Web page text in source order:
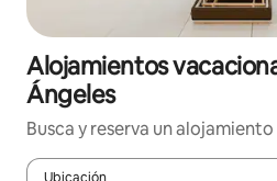
Alojamientos
Ángeles
Busca y reserva un